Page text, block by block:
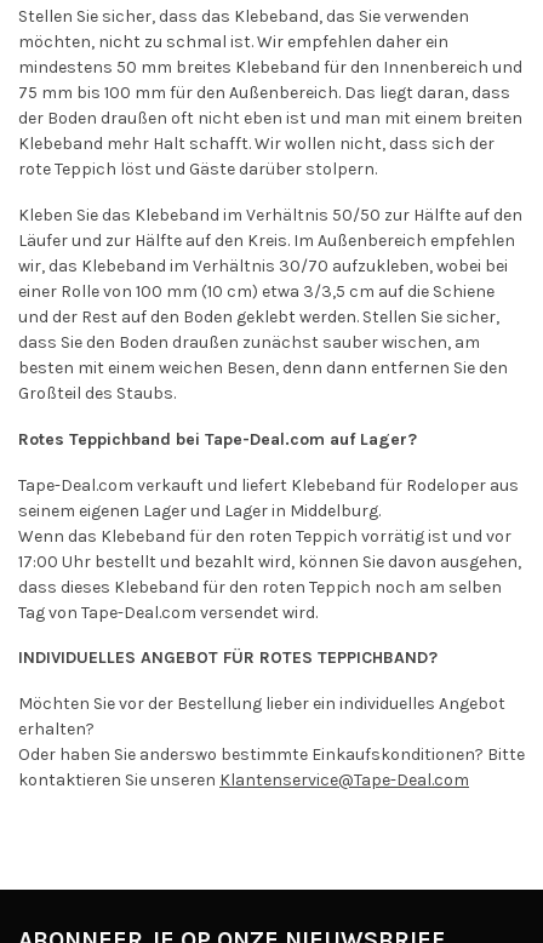
Stellen Sie sicher, dass das Klebeband, das Sie verwenden
möchten, nicht zu schmal ist. Wir empfehlen daher ein
mindestens 50 mm breites Klebeband für den Innenbereich und
75 mm bis 100 mm für den Außenbereich. Das liegt daran, dass
der Boden draußen oft nicht eben ist und man mit einem breiten
Klebeband mehr Halt schafft. Wir wollen nicht, dass sich der
rote Teppich löst und Gäste darüber stolpern.
Kleben Sie das Klebeband im Verhältnis 50/50 zur Hälfte auf den
Läufer und zur Hälfte auf den Kreis. Im Außenbereich empfehlen
wir, das Klebeband im Verhältnis 30/70 aufzukleben, wobei bei
einer Rolle von 100 mm (10 cm) etwa 3/3,5 cm auf die Schiene
und der Rest auf den Boden geklebt werden. Stellen Sie sicher,
dass Sie den Boden draußen zunächst sauber wischen, am
besten mit einem weichen Besen, denn dann entfernen Sie den
Großteil des Staubs.
Rotes Teppichband bei Tape-Deal.com auf Lager?
Tape-Deal.com verkauft und liefert Klebeband für Rodeloper aus
seinem eigenen Lager und Lager in Middelburg.
Wenn das Klebeband für den roten Teppich vorrätig ist und vor
17:00 Uhr bestellt und bezahlt wird, können Sie davon ausgehen,
dass dieses Klebeband für den roten Teppich noch am selben
Tag von Tape-Deal.com versendet wird.
INDIVIDUELLES ANGEBOT FÜR ROTES TEPPICHBAND?
Möchten Sie vor der Bestellung lieber ein individuelles Angebot
erhalten?
Oder haben Sie anderswo bestimmte Einkaufskonditionen? Bitte
kontaktieren Sie unseren Klantenservice@Tape-Deal.com